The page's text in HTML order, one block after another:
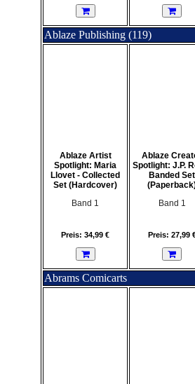
Ablaze Publishing (119)
Ablaze Artist
Spotlight: Maria
Llovet - Collected
Set (Hardcover)
Band 1
Preis: 34,99 €
Ablaze
Spotlight: J.P.
Banded Set
Band 1
Preis: 27,99
Abrams Comicarts